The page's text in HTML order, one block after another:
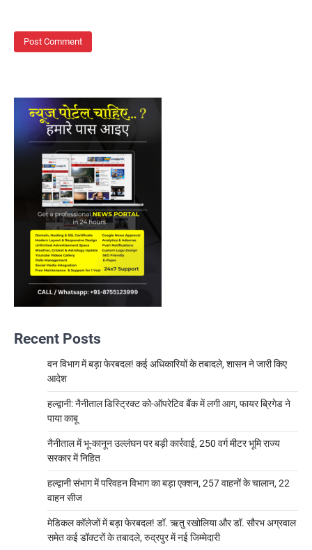
Recent Posts
वन विभाग में बड़ा फेरबदल! कई अधिकारियों के तबादले, शासन ने जारी किए
आदेश
हल्द्वानी: नैनीताल डिस्ट्रिक्ट को-ऑपरेटिव बैंक में लगी आग, फायर ब्रिगेड ने
पाया काबू
नैनीताल में भू-कानून उल्लंघन पर बड़ी कार्रवाई, 250 वर्ग मीटर भूमि राज्य
सरकार में निहित
हल्द्वानी संभाग में परिवहन विभाग का बड़ा एक्शन, 257 वाहनों के चालान, 22
वाहन सीज
मेडिकल कॉलेजों में बड़ा फेरबदल! डॉ. ऋतु रखोलिया और डॉ. सौरभ अग्रवाल
समेत कई डॉक्टरों के तबादले, रुद्रपुर में नई जिम्मेदारी